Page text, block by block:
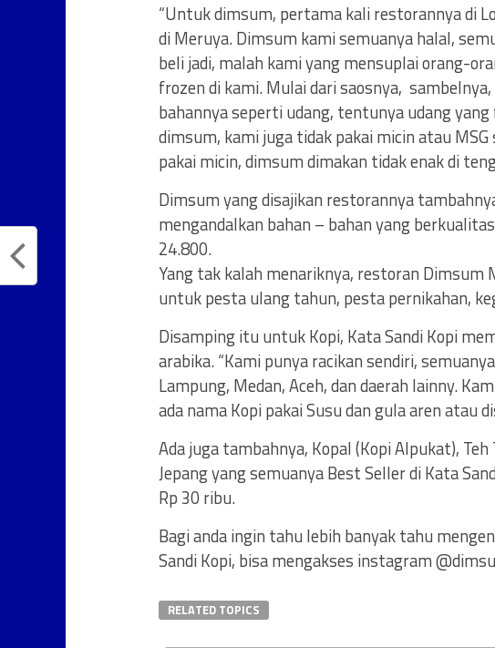
“Untuk dimsum, pertama kali restorannya di
di Meruya. Dimsum kami semuanya halal,
beli jadi, malah kami yang mensuplai orang-
frozen di kami. Mulai dari saosnya,
bahannya seperti udang, tentunya udang
dimsum, kami juga tidak pakai micin atau
pakai micin, dimsum dimakan tidak enak di
Dimsum yang disajikan restorannya
mengandalkan bahan – bahan yang
24.800.
Yang tak kalah menariknya, restoran
untuk pesta ulang tahun, pesta pernikahan,
Disamping itu untuk Kopi, Kata Sandi Kopi
arabika. “Kami punya racikan sendiri,
Lampung, Medan, Aceh, dan daerah lainny.
ada nama Kopi pakai Susu dan gula aren atau
Ada juga tambahnya, Kopal (Kopi Alpukat), Teh
Jepang yang semuanya Best Seller di Kata
Rp 30 ribu.
Bagi anda ingin tahu lebih banyak tahu
Sandi Kopi, bisa mengakses instagram
RELATED TOPICS